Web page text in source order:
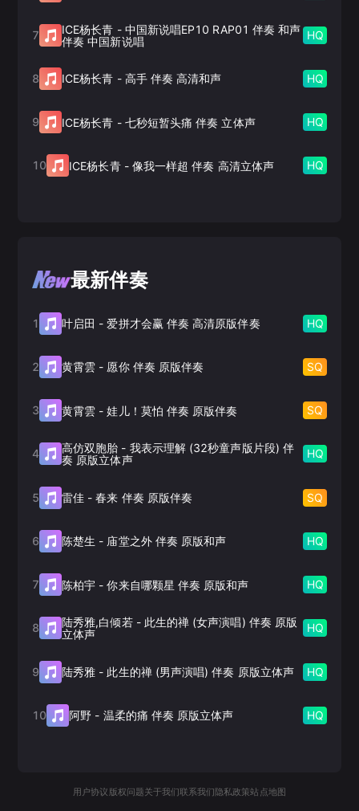
7 ICE杨长青 - 中国新说唱EP10 RAP01 伴奏 和声
伴奏 中国新说唱
HQ
8 ICE杨长青 - 高手 伴奏 高清和声 HQ
9 ICE杨长青 - 七秒短暂头痛 伴奏 立体声 HQ
10 ICE杨长青- 像我一样超 伴奏 高清立体声 HQ
最新伴奏
1 叶启田 -爱拼才会赢 伴奏 高清原版伴奏 HQ
2 黄霄雲 - 愿你 伴奏 原版伴奏 SQ
3 黄霄雲 -娃儿！莫怕 伴奏 原版伴奏 SQ
4 高仿双胞胎 - 我表示理解 (32秒童声版片段) 伴
奏 原版立体声
HQ
5 雷佳 -春来 伴奏 原版伴奏 SQ
6 陈楚生 - 庙堂之外 伴奏 原版和声 HQ
7 陈柏宇 -你来自哪颗星 伴奏 原版和声 HQ
8 陆秀雅,白倾若- 此生的禅 (女声演唱) 伴奏 原版
立体声
HQ
9 陆秀雅 - 此生的禅 (男声演唱) 伴奏 原版立体声 HQ
10 阿野 - 温柔的痛 伴奏 原版立体声 HQ
用户协议 版权问题关于我们联系我们 隐私政策站点地图